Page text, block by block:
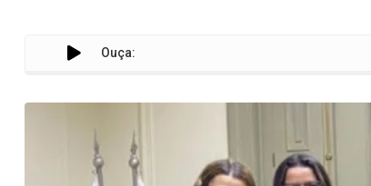
Ouça: